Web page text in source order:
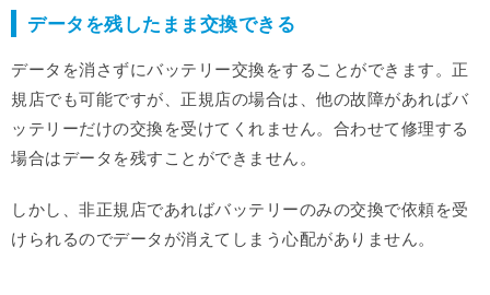
データを残したまま交換できる
データを消さずにバッテリー交換をすることができます。正
規店でも可能ですが、正規店の場合は、他の故障があればバ
ッテリーだけの交換を受けてくれません。合わせて修理する
場合はデータを残すことができません。
しかし、非正規店であればバッテリーのみの交換で依頼を受
けられるのでデータが消えてしまう心配がありません。